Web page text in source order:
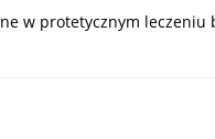
w protetycznym